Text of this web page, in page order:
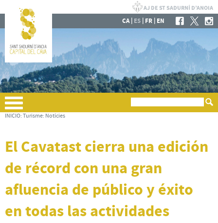
CA| ES | FR | EN
INICIO: Turisme: Notícies
El Cavatast cierra una edición
de récord con una gran
afluencia de público y éxito
en todas las actividades